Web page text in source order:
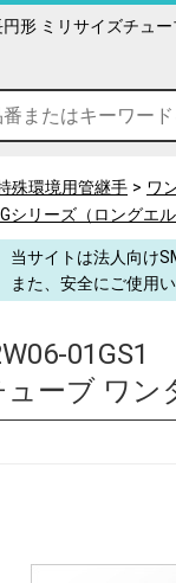
形 ミリサイズチュ
殊環境用管継手
ワ
Gシリーズ（ロングエ
当サイトは法人向け
また、安全にご使用
01GS1
ューブ ワン